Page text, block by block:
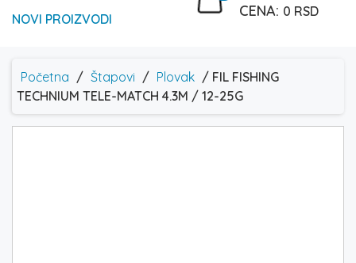
NOVI PROIZVODI
0 RSD
Početna / Štapovi / Plovak / FIL FISHING
TECHNIUM TELE-MATCH 4.3M / 12-25G